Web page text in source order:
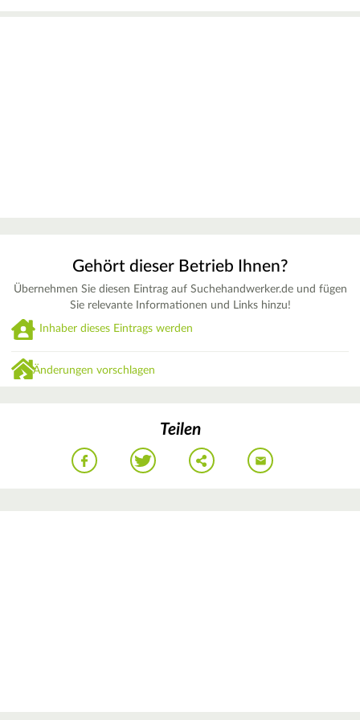
Gehört dieser Betrieb Ihnen?
Übernehmen Sie diesen Eintrag auf Suchehandwerker.de und fügen
Sie relevante Informationen und Links hinzu!
Inhaber dieses Eintrags werden
Änderungen vorschlagen
Teilen